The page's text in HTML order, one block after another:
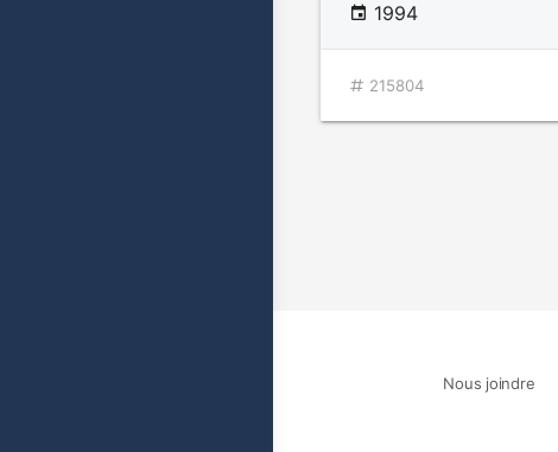
1994
215804
Nous joindre